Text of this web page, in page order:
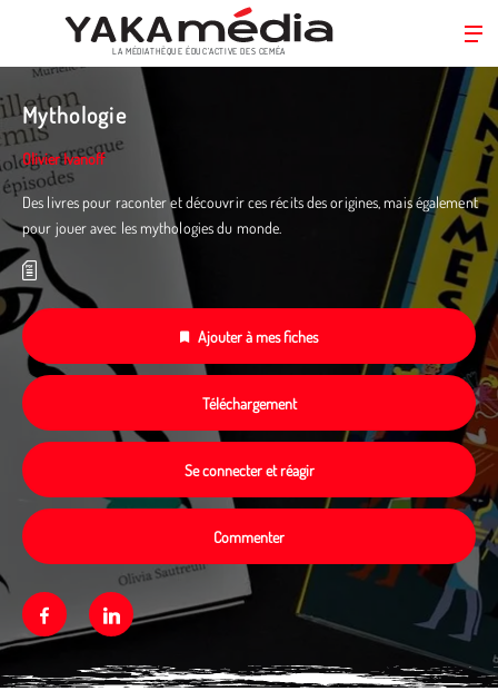
au
contenu
principal
LA MÉDIATHÈQUE ÉDUC’ACTIVE DES CEMÉA
Mythologie
Olivier Ivanoff
Des livres pour raconter et découvrir ces récits des origines, mais également
pour jouer avec les mythologies du monde.
Ajouter à mes fiches
Téléchargement
Se connecter et réagir
Commenter
FacebookLinkedin